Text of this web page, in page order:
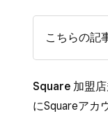
こちらの記
Square 加盟
にSquareアカ